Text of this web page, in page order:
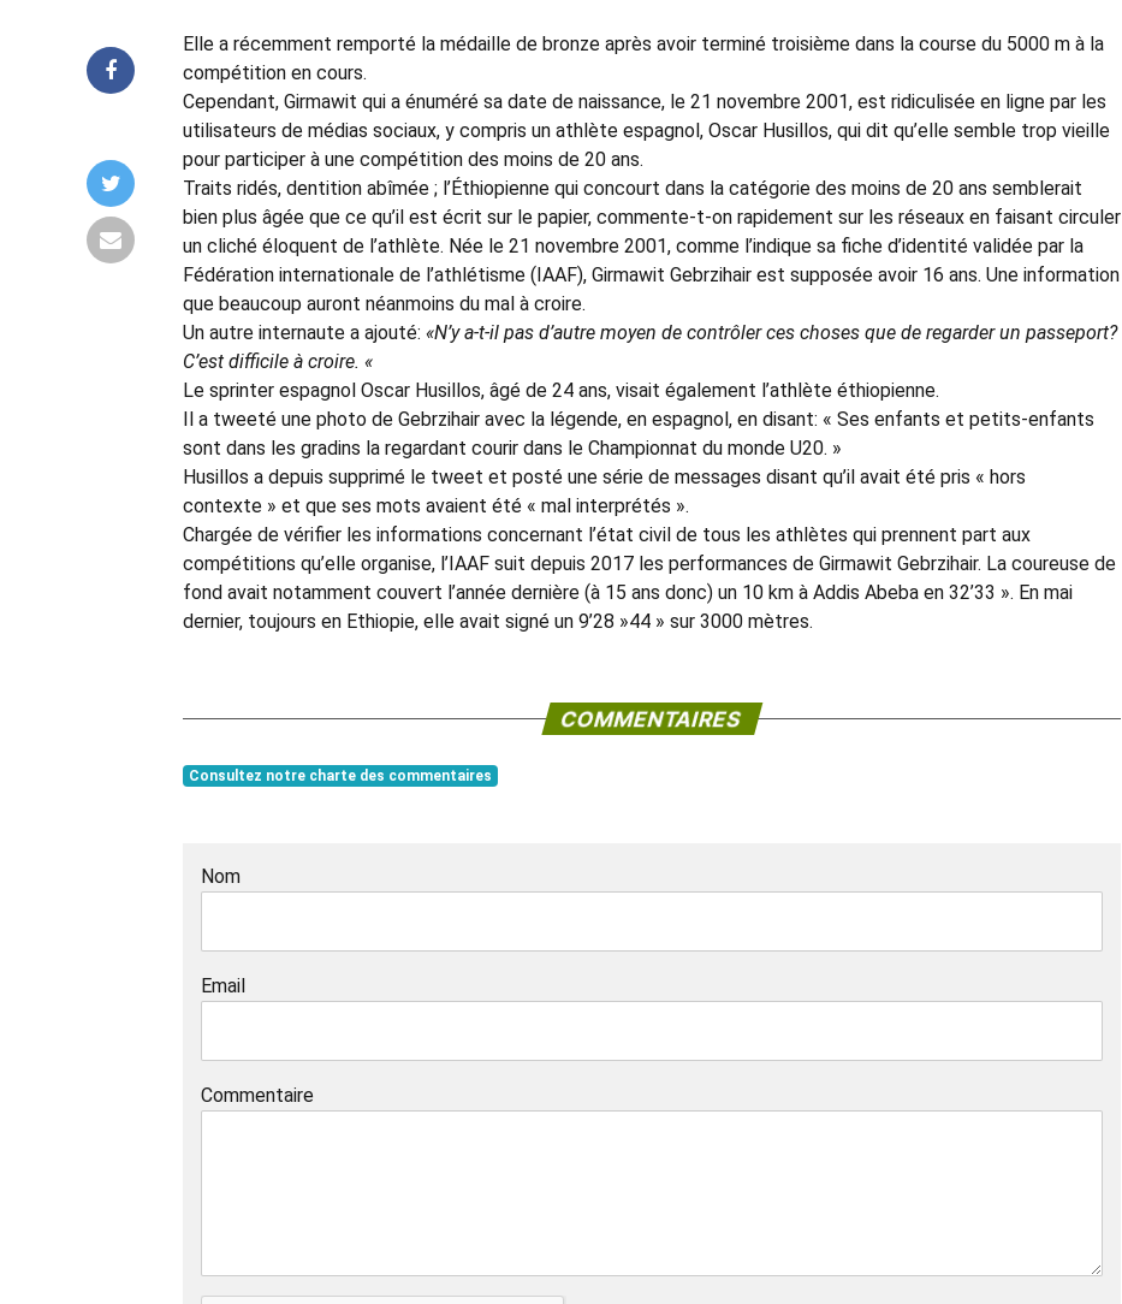
Elle a récemment remporté la médaille de bronze après avoir terminé troisième dans la course du 5000 m à la
compétition en cours.
Cependant, Girmawit qui a énuméré sa date de naissance, le 21 novembre 2001, est ridiculisée en ligne par les
utilisateurs de médias sociaux, y compris un athlète espagnol, Oscar Husillos, qui dit qu’elle semble trop vieille
pour participer à une compétition des moins de 20 ans.
Traits ridés, dentition abîmée ; l’Éthiopienne qui concourt dans la catégorie des moins de 20 ans semblerait
bien plus âgée que ce qu’il est écrit sur le papier, commente-t-on rapidement sur les réseaux en faisant circuler
un cliché éloquent de l’athlète. Née le 21 novembre 2001, comme l’indique sa fiche d’identité validée par la
Fédération internationale de l’athlétisme (IAAF), Girmawit Gebrzihair est supposée avoir 16 ans. Une information
que beaucoup auront néanmoins du mal à croire.
Un autre internaute a ajouté: «N’y a-t-il pas d’autre moyen de contrôler ces choses que de regarder un passeport?
C’est difficile à croire. «
Le sprinter espagnol Oscar Husillos, âgé de 24 ans, visait également l’athlète éthiopienne.
Il a tweeté une photo de Gebrzihair avec la légende, en espagnol, en disant: « Ses enfants et petits-enfants
sont dans les gradins la regardant courir dans le Championnat du monde U20. »
Husillos a depuis supprimé le tweet et posté une série de messages disant qu’il avait été pris « hors
contexte » et que ses mots avaient été « mal interprétés ».
Chargée de vérifier les informations concernant l’état civil de tous les athlètes qui prennent part aux
compétitions qu’elle organise, l’IAAF suit depuis 2017 les performances de Girmawit Gebrzihair. La coureuse de
fond avait notamment couvert l’année dernière (à 15 ans donc) un 10 km à Addis Abeba en 32’33 ». En mai
dernier, toujours en Ethiopie, elle avait signé un 9’28 »44 » sur 3000 mètres.
COMMENTAIRES
Consultez notre charte des commentaires
Nom
Email
Commentaire